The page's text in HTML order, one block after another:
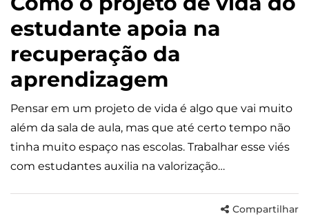
estudante apoia na
recuperação da
aprendizagem
Pensar em um projeto de vida é algo que vai muito
além da sala de aula, mas que até certo tempo não
tinha muito espaço nas escolas. Trabalhar esse viés
com estudantes auxilia na valorização…
Compartilhar